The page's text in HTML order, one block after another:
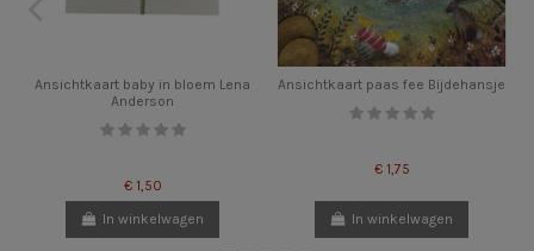
Ansichtkaart baby in bloem Lena
Anderson
€ 1,50
In winkelwagen
Ansichtkaart paas fee Bijdehansje
€ 1,75
In winkelwagen